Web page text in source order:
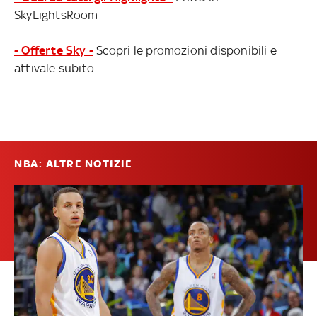
SkyLightsRoom
- Offerte Sky - Scopri le promozioni disponibili e
attivale subito
NBA: ALTRE NOTIZIE